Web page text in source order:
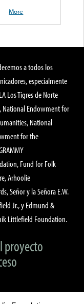
More
a todos los
especialmente
Los Tigres de Norte
National Endowment for
National
for the
Fund for Folk
Arhoolie
Señor y la Señora E.W.
Jr., y Edmund &
Littlefield Foundation.
proyecto